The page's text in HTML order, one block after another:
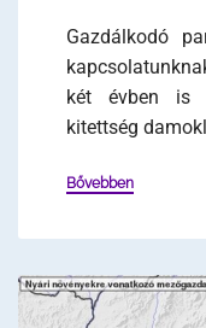
Gazdálkodó
két évben is
kitettség
Bővebben